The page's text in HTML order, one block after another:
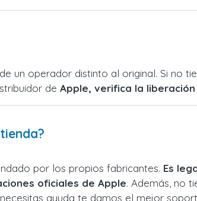
un operador distinto al original. Si no
de Apple, verifica la
por los propios fabricantes. Es
oficiales de Apple. Además, no
ayuda te damos el mejor